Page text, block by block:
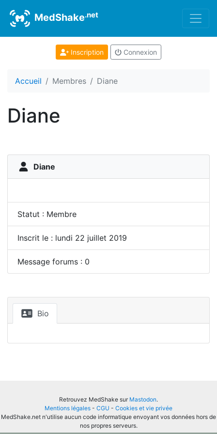
MedShake.net
Inscription Connexion
Accueil Membres Diane
Diane
Diane
Statut : Membre
Inscrit le : lundi 22 juillet 2019
Message forums : 0
Bio
Retrouvez MedShake sur Mastodon.
Mentions légales - CGU - Cookies et vie privée
MedShake.net n'utilise aucun code informatique envoyant vos données hors de
nos propres serveurs.